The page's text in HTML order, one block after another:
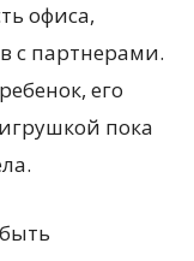
офиса,
с партнерами.
его
пока